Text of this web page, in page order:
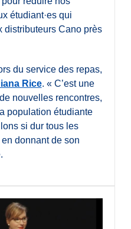
étudiant·es qui
distributeurs Cano près
du service des repas,
Rice. « C’est une
nouvelles rencontres,
population étudiante
si dur tous les
donnant de son